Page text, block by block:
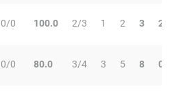
0/0 100.0 2/3 1 2 3 2
0/0 80.0 3/4 3 5 8 0